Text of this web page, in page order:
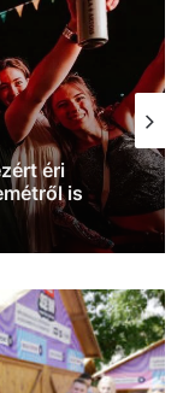
éri
is